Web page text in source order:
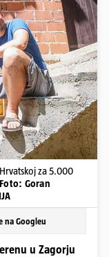
za 5.000
Foto: Goran
na Googleu
u Zagorju